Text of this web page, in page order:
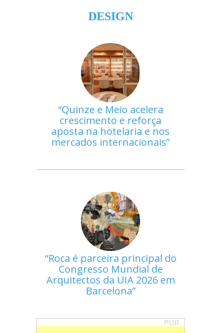
DESIGN
Quinze e Meio acelera
crescimento e reforça
aposta na hotelaria e nos
mercados internacionais
Roca é parceira principal do
Congresso Mundial de
Arquitectos da UIA 2026 em
Barcelona
PUB